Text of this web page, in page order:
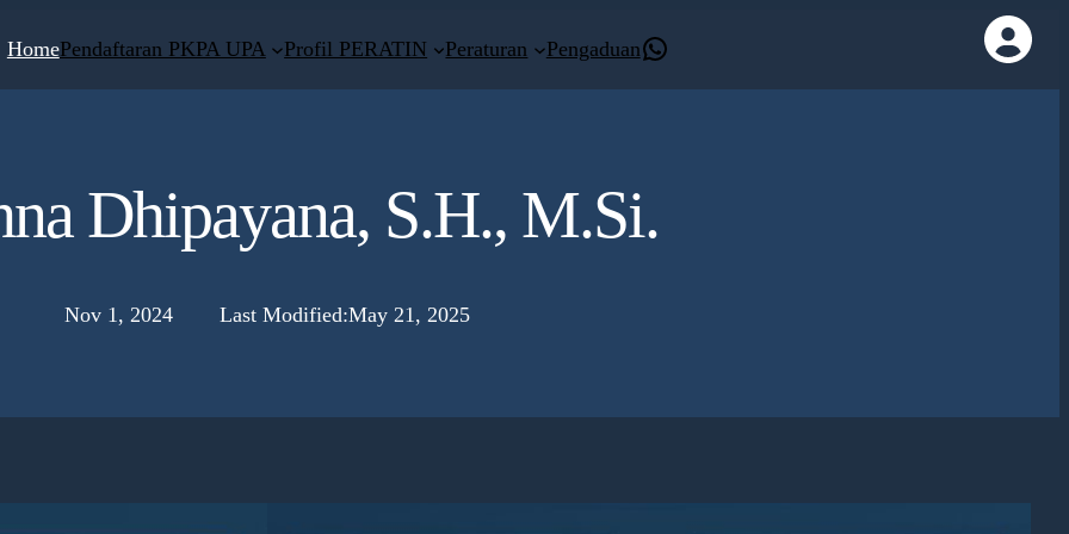
HomePendaftaran PKPA UPA Profil PERATIN Peraturan PengaduanKontak Whatsapp
Dhipayana, S.H., M.Si.
Nov 1, 2024 Last Modified:May 21, 2025